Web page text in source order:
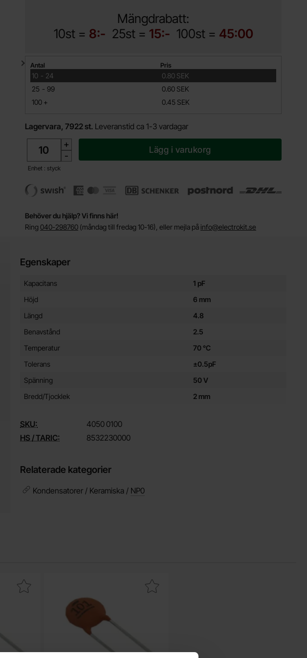
Mängdrabatt:
10st = 8:- 25st = 15:- 100st = 45:00
Mängdrabatt
Antal Pris
10 -
till 24
0.80 SEK
25 -
till 99
0.60 SEK
100 +
till 0.45 SEK
Lagervara, 7922 st. Leveranstid ca 1-3 vardagar
+
-
Enhet : styck
Lägg i varukorg
Behöver du hjälp? Vi finns här!
Ring 040-298760 (måndag till fredag 10-16), eller mejla på info@electrokit.se
Egenskaper
Egenskaper/attribut för denna produkt
Attribut
Kapacitans
1 pF
Höjd
6 mm
Längd
4.8
Benavstånd
2.5
Temperatur
70 °C
Tolerans
±0.5pF
Spänning
50 V
Bredd/Tjocklek
2 mm
SKU: 4050 0100
HS / TARIC:
8532230000
Relaterade kategorier
Kondensatorer / Keramiska / NP0
50V NP0 2.54mm som favoritMakera keramisk 4.7pF 50V NP0 2.54mm som favorit